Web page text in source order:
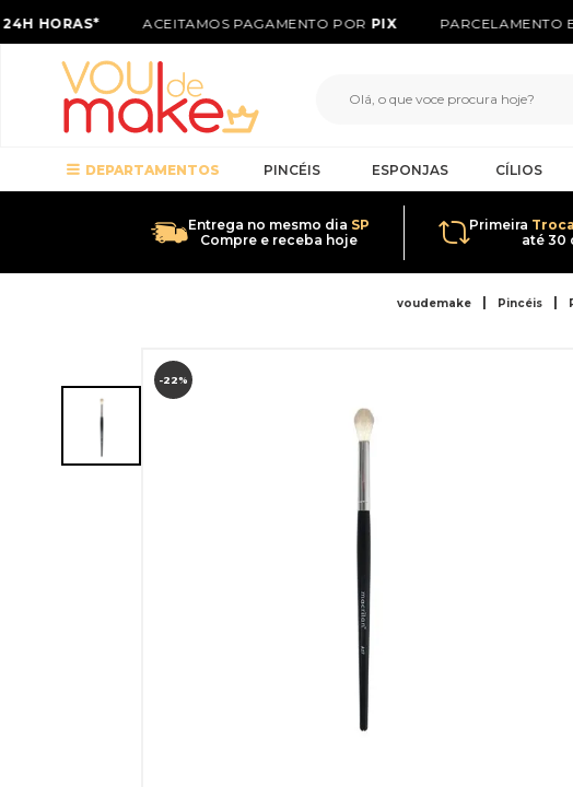
HORAS* ACEITAMOS PAGAMENTO PORPIX PARCELAMENTO
DEPARTAMENTOS PINCÉIS ESPONJAS CÍLIOS
Entrega no mesmo dia SP
Compre e receba hoje
Primeira
até 30
voudemake Pincéis
-22%